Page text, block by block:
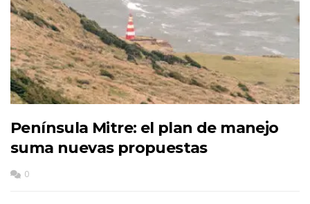
Península Mitre: el plan de manejo
suma nuevas propuestas
0